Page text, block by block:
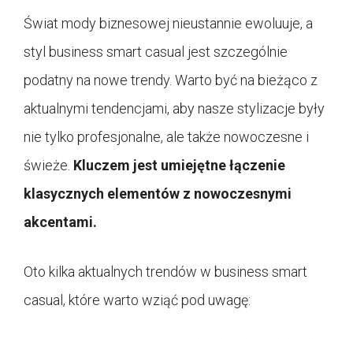
Świat mody biznesowej nieustannie ewoluuje, a
styl business smart casual jest szczególnie
podatny na nowe trendy. Warto być na bieżąco z
aktualnymi tendencjami, aby nasze stylizacje były
nie tylko profesjonalne, ale także nowoczesne i
świeże. Kluczem jest umiejętne łączenie
klasycznych elementów z nowoczesnymi
akcentami.
Oto kilka aktualnych trendów w business smart
casual, które warto wziąć pod uwagę: